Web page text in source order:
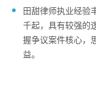
田甜律师执业经验
千起，具有较强的
握争议案件核心，
益。